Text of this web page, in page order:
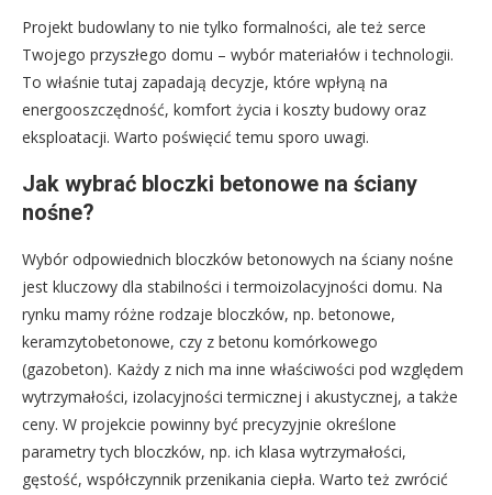
Projekt budowlany to nie tylko formalności, ale też serce
Twojego przyszłego domu – wybór materiałów i technologii.
To właśnie tutaj zapadają decyzje, które wpłyną na
energooszczędność, komfort życia i koszty budowy oraz
eksploatacji. Warto poświęcić temu sporo uwagi.
Jak wybrać bloczki betonowe na ściany
nośne?
Wybór odpowiednich bloczków betonowych na ściany nośne
jest kluczowy dla stabilności i termoizolacyjności domu. Na
rynku mamy różne rodzaje bloczków, np. betonowe,
keramzytobetonowe, czy z betonu komórkowego
(gazobeton). Każdy z nich ma inne właściwości pod względem
wytrzymałości, izolacyjności termicznej i akustycznej, a także
ceny. W projekcie powinny być precyzyjnie określone
parametry tych bloczków, np. ich klasa wytrzymałości,
gęstość, współczynnik przenikania ciepła. Warto też zwrócić